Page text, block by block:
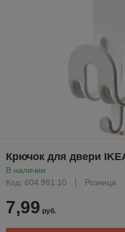
Крючок для двери
В наличии
Код: 604.981.10
Розница
7,99 руб.